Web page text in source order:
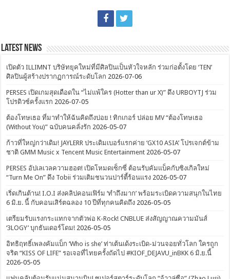
Latest News
เปิดตัว ILLIMNT บริษัทยุคใหม่ที่มีศิลปินเป็นหัวใจหลัก ร่วมก่อตั้งโดย ‘TEN’
ศิลปินผู้สร้างปรากฏการณ์ระดับโลก 2026-07-06
PERSES เปิดเกมสุดเดือดใน “ไม่แพ้ใคร (Hotter than ur X)” ดึง URBOYTJ ร่วม
โปรดิวซ์ครั้งแรก 2026-07-05
ต้องโทษเธอ ที่มาทำให้ฉันคิดถึงบ่อย ! ทิกเกอร์ ปล่อย MV “ต้องโทษเธอ
(Without You)” ฉบับคนคลั่งรัก 2026-05-07
ก้าวที่ใหญ่กว่าเดิม! JAYLERR ประเดิมเบอร์แรกค่าย ‘GX10 ASIA’ โปรเจกต์ข้าม
ชาติ GMM Music x Tencent Music Entertainment 2026-05-07
PERSES อัปเลเวลความฮอต! เปิดโหมดเซ็กซี่ ต้อนรับคัมแบ็คกับซิงเกิลใหม่
“Turn Me On” ดึง Tobii ร่วมเติมชนวนปาร์ตี้ร้อนแรง 2026-05-07
เริ่ดเกินต้าน! I.O.I ส่งคลิปคอนเฟิร์ม ‘ทำถึงมาก’ พร้อมระเบิดความสนุกในไทย
6 มิ.ย. นี้ กับคอนเสิร์ตฉลอง 10 ปีที่ทุกคนคิดถึง 2026-05-05
เตรียมรับแรงกระแทกจากตัวพ่อ K-Rock! CNBLUE ส่งสัญญาณความมันส์
‘3LOGY’ บุกธันเดอร์โดม! 2026-05-05
อิทธิฤทธิ์เพลงคัมแบ็ก ‘Who is she’ ท่าเต้นเด้งระเบิด-ม่วนจอยทั่วโลก ใครถูก
จริต “KISS OF LIFE” รอเจอที่ไทยครั้งถัดไป #KIOF_DEJAVU_inBKK 6 มิ.ย.นี้
2026-05-05